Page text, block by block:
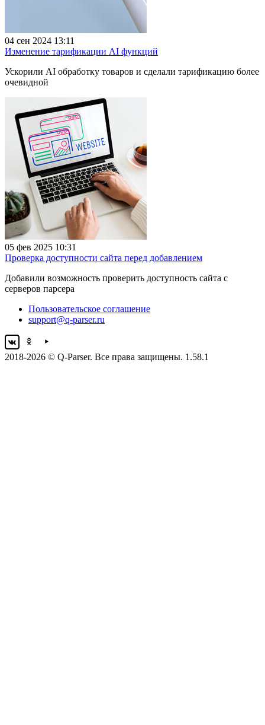
04 сен 2024 13:11
Изменение тарификации AI функций
Ускорили AI обработку товаров и сделали тарификацию более
очевидной
05 фев 2025 10:31
Проверка доступности сайта перед добавлением
Добавили возможность проверить доступность сайта с
серверов парсера
Пользовательское соглашение
support@q-parser.ru
2018-2026 © Q-Parser. Все права защищены. 1.58.1